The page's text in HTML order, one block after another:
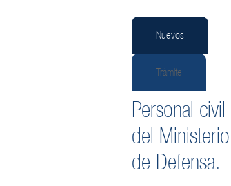
Nuevos
Trámite
Personal civil
del Ministerio
de Defensa.